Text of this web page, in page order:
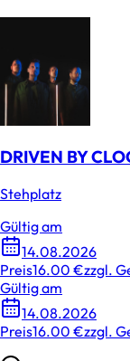
DRIVEN BY
Stehplatz
Gültig am
14.08.2026
Preis16.00 €zzgl.
Gültig am
14.08.2026
Preis16.00 €zzgl.